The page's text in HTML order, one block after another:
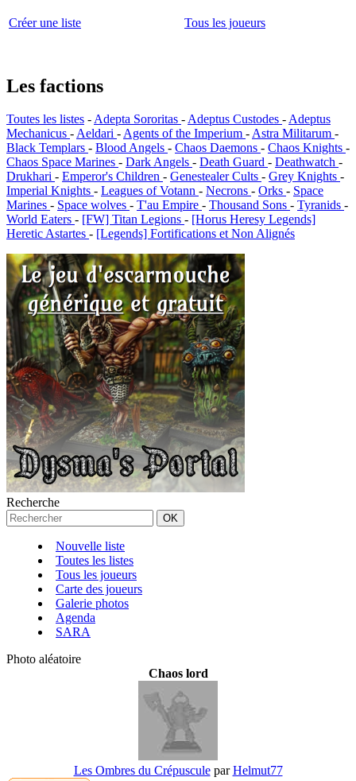
Créer une liste Tous les joueurs
Les factions
Toutes les listes -Adepta Sororitas -Adeptus Custodes -Adeptus
Mechanicus -Aeldari -Agents of the Imperium -Astra Militarum -
Black Templars - Blood Angels - Chaos Daemons - Chaos Knights -
Chaos Space Marines - Dark Angels - Death Guard - Deathwatch -
Drukhari - Emperor's Children - Genestealer Cults - Grey Knights -
Imperial Knights - Leagues of Votann - Necrons - Orks - Space
Marines - Space wolves - T'au Empire - Thousand Sons - Tyranids -
World Eaters - [FW] Titan Legions - [Horus Heresy Legends]
Heretic Astartes - [Legends] Fortifications et Non Alignés
Recherche
Nouvelle liste
Toutes les listes
Tous les joueurs
Carte des joueurs
Galerie photos
Agenda
SARA
Photo aléatoire
Chaos lord
Les Ombres du CrépusculeparHelmut77